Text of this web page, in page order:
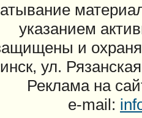
указанием
и
ул.
Реклама на
e-mail: